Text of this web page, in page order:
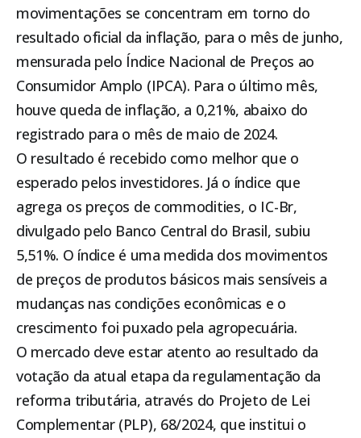
movimentações se concentram em torno do
resultado oficial da inflação, para o mês de junho,
mensurada pelo Índice Nacional de Preços ao
Consumidor Amplo (IPCA). Para o último mês,
houve queda de inflação, a 0,21%, abaixo do
registrado para o mês de maio de 2024.
O resultado é recebido como melhor que o
esperado pelos investidores. Já o índice que
agrega os preços de commodities, o IC-Br,
divulgado pelo Banco Central do Brasil, subiu
5,51%. O índice é uma medida dos movimentos
de preços de produtos básicos mais sensíveis a
mudanças nas condições econômicas e o
crescimento foi puxado pela agropecuária.
O mercado deve estar atento ao resultado da
votação da atual etapa da regulamentação da
reforma tributária, através do Projeto de Lei
Complementar (PLP), 68/2024, que institui o